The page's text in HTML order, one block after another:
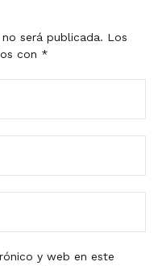
será publicada. Los
con *
y web en este